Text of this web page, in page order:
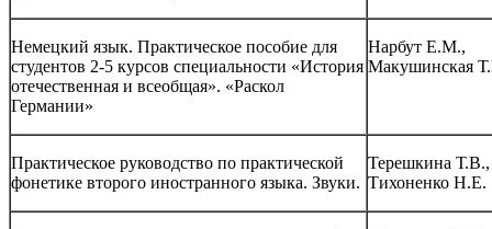
Немецкий язык. Практическое пособие для
студентов 2-5 курсов специальности «История
отечественная и всеобщая». «Раскол
Германии»
Нарбут Е.М.,
Макушинская
Практическое руководство по практической
фонетике второго иностранного языка. Звуки.
Терешкина Т.В.,
Тихоненко Н.Е.